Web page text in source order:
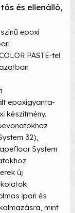
és ellenálló,
epoxi
PASTE-tel
epoxigyanta-
készítmény.
32),
System
új
ipari és
mint